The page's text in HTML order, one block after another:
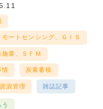
ートセンシング、ＧＩＳ
業、ＳＦＭ
情 炭素蓄積
資源管理 雑誌記事